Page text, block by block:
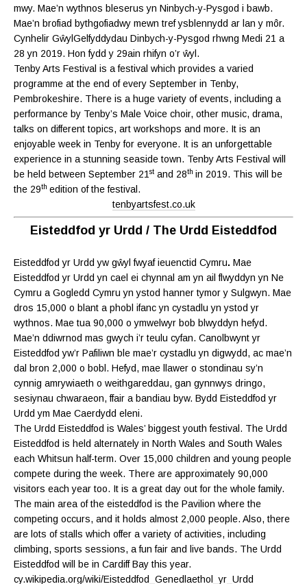
mwy. Mae’n wythnos bleserus yn Ninbych-y-Pysgod i bawb.
Mae’n brofiad bythgofiadwy mewn tref ysblennydd ar lan y môr.
Cynhelir GŵylGelfyddydau Dinbych-y-Pysgod rhwng Medi 21 a
28 yn 2019. Hon fydd y 29ain rhifyn o’r ŵyl.
Tenby Arts Festival is a festival which provides a varied
programme at the end of every September in Tenby,
Pembrokeshire. There is a huge variety of events, including a
performance by Tenby’s Male Voice choir, other music, drama,
talks on different topics, art workshops and more. It is an
enjoyable week in Tenby for everyone. It is an unforgettable
experience in a stunning seaside town. Tenby Arts Festival will
be held between September 21 st and 28th in 2019. This will be
the 29th edition of the festival.
tenbyartsfest.co.uk
Eisteddfod yr Urdd / The Urdd Eisteddfod
Eisteddfod yr Urdd yw gŵyl fwyaf ieuenctid Cymru. Mae
Eisteddfod yr Urdd yn cael ei chynnal am yn ail flwyddyn yn Ne
Cymru a Gogledd Cymru yn ystod hanner tymor y Sulgwyn. Mae
dros 15,000 o blant a phobl ifanc yn cystadlu yn ystod yr
wythnos. Mae tua 90,000 o ymwelwyr bob blwyddyn hefyd.
Mae’n ddiwrnod mas gwych i’r teulu cyfan. Canolbwynt yr
Eisteddfod yw’r Pafiliwn ble mae’r cystadlu yn digwydd, ac mae’n
dal bron 2,000 o bobl. Hefyd, mae llawer o stondinau sy’n
cynnig amrywiaeth o weithgareddau, gan gynnwys dringo,
sesiynau chwaraeon, ffair a bandiau byw. Bydd Eisteddfod yr
Urdd ym Mae Caerdydd eleni.
The Urdd Eisteddfod is Wales’ biggest youth festival. The Urdd
Eisteddfod is held alternately in North Wales and South Wales
each Whitsun half-term. Over 15,000 children and young people
compete during the week. There are approximately 90,000
visitors each year too. It is a great day out for the whole family.
The main area of the eisteddfod is the Pavilion where the
competing occurs, and it holds almost 2,000 people. Also, there
are lots of stalls which offer a variety of activities, including
climbing, sports sessions, a fun fair and live bands. The Urdd
Eisteddfod will be in Cardiff Bay this year.
cy.wikipedia.org/wiki/Eisteddfod_Genedlaethol_yr_Urdd